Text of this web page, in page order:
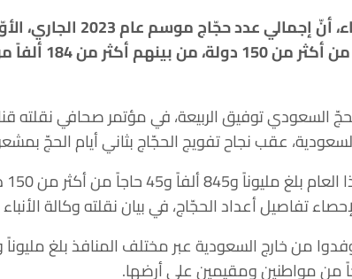
أعلنت السعودية، اليوم
السعودي توفيق الربيعة، في مؤتمر صحافي نقلته
عقب نجاح تفويج الحجّاج بثاني أيام الحجّ
و45 حاجاً من أكثر من 150 دولة”.
تفاصيل أعداد الحجّاج، في بيان نقلته وكالة